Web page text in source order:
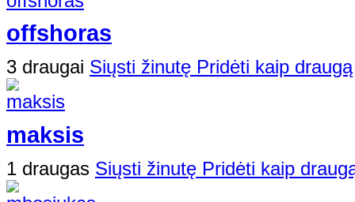
offshoras
3 draugai Siųsti žinutę Pridėti kaip draugą
maksis
1 draugas Siųsti žinutę Pridėti kaip